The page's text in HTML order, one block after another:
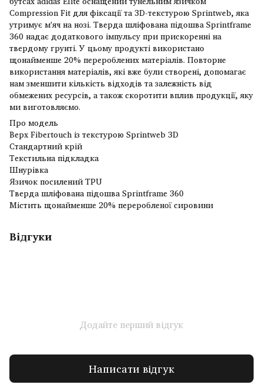
Compression Fit для фіксації та 3D-текстурою Sprintweb, яка
утримує м'яч на нозі. Тверда шліфована підошва Sprintframe
360 ​​надає додаткового імпульсу при прискоренні на
твердому грунті. У цьому продукті використано
щонайменше 20% перероблених матеріалів. Повторне
використання матеріалів, які вже були створені, допомагає
нам зменшити кількість відходів та залежність від
обмежених ресурсів, а також скоротити вплив продукції, яку
ми виготовляємо.
Про модель
Верх Fibertouch із текстурою Sprintweb 3D
Стандартний крій
Текстильна підкладка
Шнурівка
Язичок посилений TPU
Тверда шліфована підошва Sprintframe 360
Містить щонайменше 20% переробленої сировини
Відгуки
Додайте перший відгук
Написати відгук